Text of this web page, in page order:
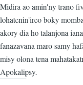
Midira ao amin'ny trano
lohatenin'ireo boky
akory dia ho talanjona
fanazavana maro samy
misy olona tena
Apokalipsy.